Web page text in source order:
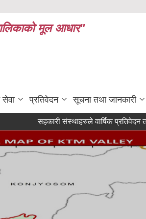
मूल आधार"
प्रतिवेदन सूचना तथा जानकारी
सहकारी संस्थाहरुले वार्षिक प्रतिवेदन तथा
सूचना सूची दर्ता गर्ने सम्बन्धी सूचना